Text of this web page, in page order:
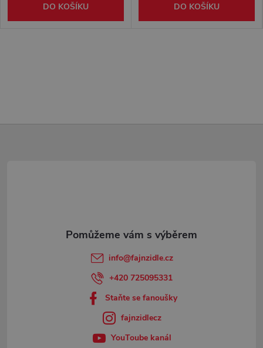
DO KOŠÍKU DO KOŠÍKU
info@fajnzidle.cz
+420 725095331
Staňte se fanoušky
fajnzidlecz
YouToube kanál